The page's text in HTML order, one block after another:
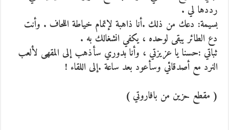
رددها لي .
بسيمة: دعك من ذلك .أنا ذاهبة لإتمام خياطة اللحاف . وأنت
دع الطائر يبقى لوحده ، يكفي انشغالك به .
ثباتي :حسنا يا عزيزتي ، وأنا بدوري سأذهب إلى المقهى لألعب
النرد مع أصدقائي وسأعود بعد ساعة .إلى اللقاء !
( مقطع حزين من بافاروتي )